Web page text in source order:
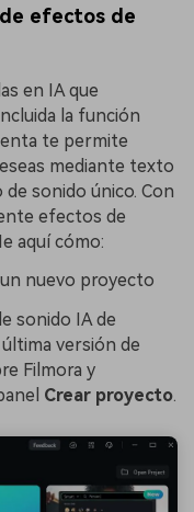
efectos de
en IA que
la función
te permite
mediante texto
sonido único. Con
efectos de
aquí cómo:
nuevo proyecto
sonido IA de
versión de
Filmora y
Crear proyecto.